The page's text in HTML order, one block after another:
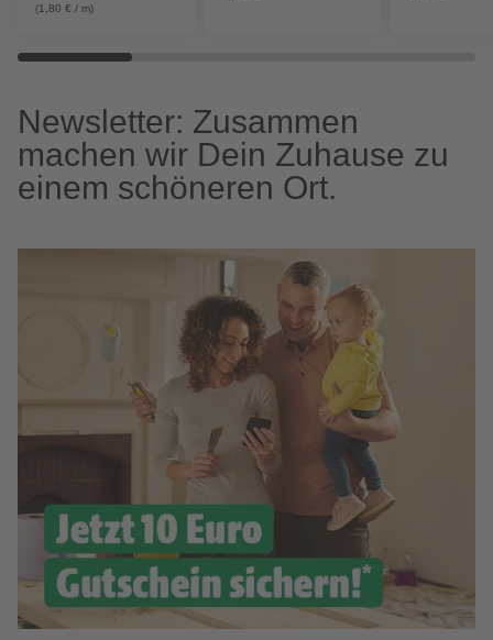
(1,80 € / m)
Newsletter: Zusammen
machen wir Dein Zuhause zu
einem schöneren Ort.